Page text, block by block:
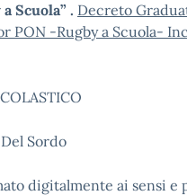
Scuola” . Decreto
PON -Rugby a Scuola-
Sordo
digitalmente ai sensi e